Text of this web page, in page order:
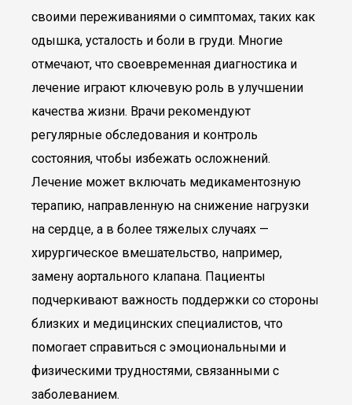
своими переживаниями о симптомах, таких как
одышка, усталость и боли в груди. Многие
отмечают, что своевременная диагностика и
лечение играют ключевую роль в улучшении
качества жизни. Врачи рекомендуют
регулярные обследования и контроль
состояния, чтобы избежать осложнений.
Лечение может включать медикаментозную
терапию, направленную на снижение нагрузки
на сердце, а в более тяжелых случаях —
хирургическое вмешательство, например,
замену аортального клапана. Пациенты
подчеркивают важность поддержки со стороны
близких и медицинских специалистов, что
помогает справиться с эмоциональными и
физическими трудностями, связанными с
заболеванием.